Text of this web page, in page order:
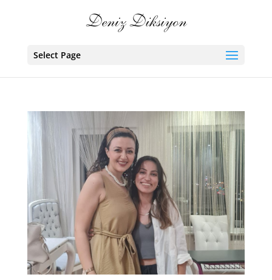
Select Page